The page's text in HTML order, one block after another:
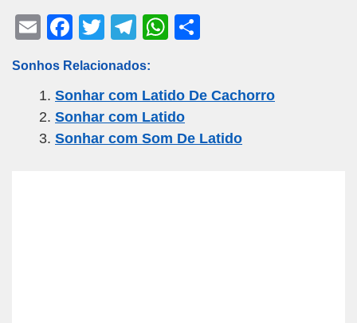
E
ail
F
c
e
b
o
T
tt
er
T
e
gr
a
m
W
s
A
p
e
Sonhos Relacionados:
Sonhar com Latido De Cachorro
Sonhar com Latido
Sonhar com Som De Latido